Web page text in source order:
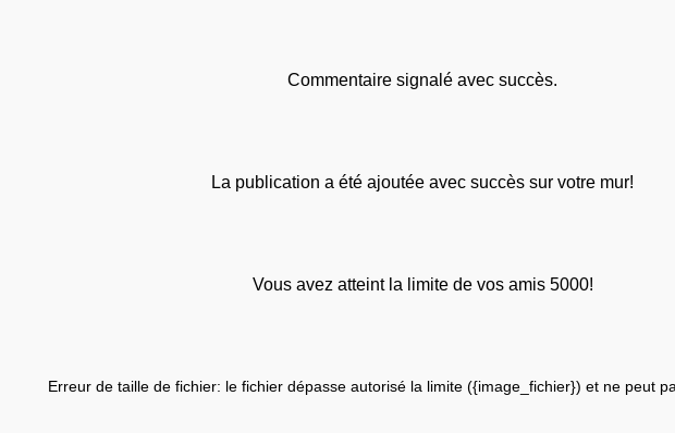
Commentaire signalé avec succès.
La publication a été ajoutée avec succès sur votre mur!
Vous avez atteint la limite de vos amis 5000!
Erreur de taille de fichier: le fichier dépasse autorisé la limite ({image_fichier}) et ne peut